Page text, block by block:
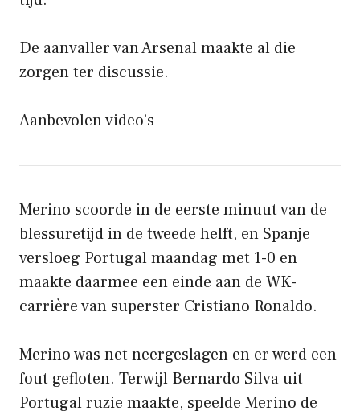
De aanvaller van Arsenal maakte al die
zorgen ter discussie.
Aanbevolen video’s
Merino scoorde in de eerste minuut van de
blessuretijd in de tweede helft, en Spanje
versloeg Portugal maandag met 1-0 en
maakte daarmee een einde aan de WK-
carrière van superster Cristiano Ronaldo.
Merino was net neergeslagen en er werd een
fout gefloten. Terwijl Bernardo Silva uit
Portugal ruzie maakte, speelde Merino de